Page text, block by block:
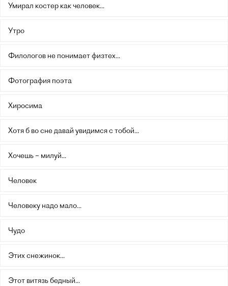
Умирал костер как человек...
Утро
Филологов не понимает физтех...
Фотография поэта
Хиросима
Хотя б во сне давай увидимся с тобой...
Хочешь – милуй...
Человек
Человеку надо мало...
Чудо
Этих снежинок...
Этот витязь бедный...